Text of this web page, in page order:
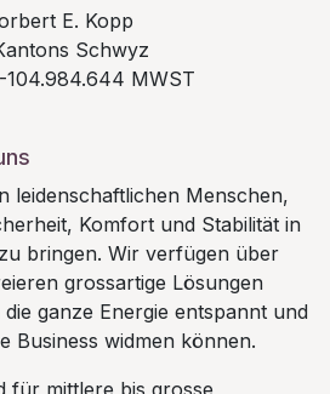
E. Kopp
Schwyz
104.984.644 MWST
leidenschaftlichen Menschen,
Komfort und Stabilität in
bringen. Wir verfügen über
grossartige Lösungen
ganze Energie entspannt und
Business widmen können.